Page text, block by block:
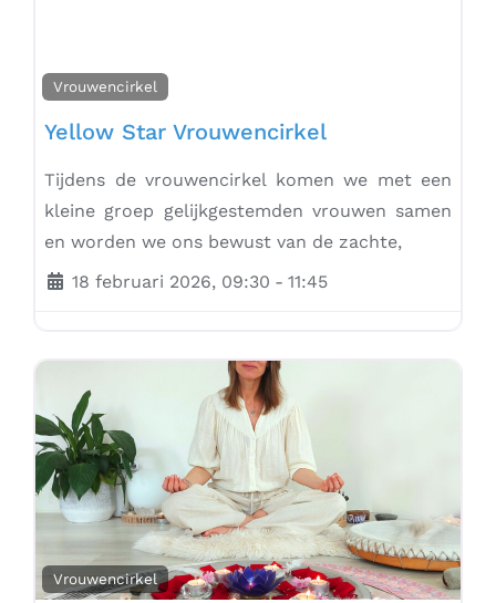
Vrouwencirkel
Yellow Star Vrouwencirkel
Tijdens de vrouwencirkel komen we met een
kleine groep gelijkgestemden vrouwen samen
en worden we ons bewust van de zachte,
18 februari 2026, 09:30 - 11:45
Vrouwencirkel